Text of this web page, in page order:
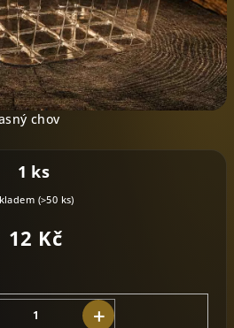
chov
1 ks
(>50 ks)
12 Kč
+